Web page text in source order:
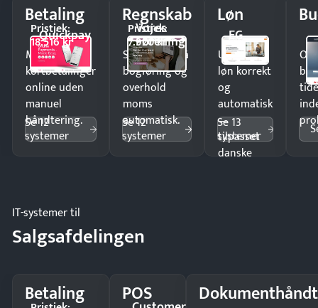
Betaling
Quickpay
Pristjek:
18.516 kr
Modtag
kortbetalinger
online uden
manuel
håndtering.
Se 12
systemer
Regnskab
Vores
Forening
Pristjek:
7.920 kr
Spar timer på
bogføring og
overhold
moms
automatisk.
Se 12
systemer
Løn
EG
Udbetal
løn korrekt
og
automatisk
—
tilpasset
danske
Se 13
systemer
IT-systemer til
Salgsafdelingen
Betaling POS